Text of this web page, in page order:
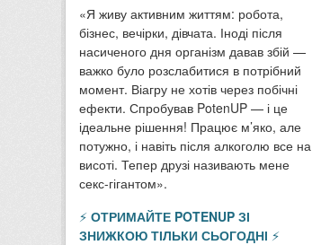
«Я живу активним життям: робота,
бізнес, вечірки, дівчата. Іноді після
насиченого дня організм давав збій —
важко було розслабитися в потрібний
момент. Віагру не хотів через побічні
ефекти. Спробував PotenUP — і це
ідеальне рішення! Працює м’яко, але
потужно, і навіть після алкоголю все на
висоті. Тепер друзі називають мене
секс-гігантом».
⚡ ОТРИМАЙТЕ POTENUP ЗІ
ЗНИЖКОЮ ТІЛЬКИ СЬОГОДНІ ⚡